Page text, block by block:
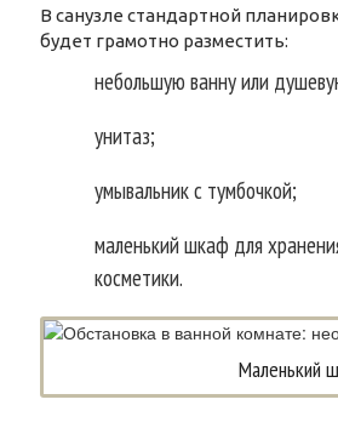
В санузле стандартной
будет грамотно разместить:
небольшую ванну или
унитаз;
умывальник с тумбочкой;
маленький шкаф для
косметики.
Маленький